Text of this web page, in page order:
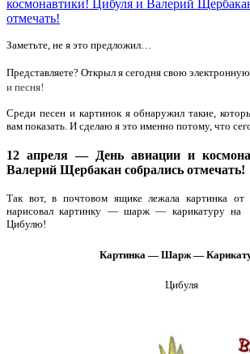
космонавтики! Цибуля и Валерий
отмечать!
Заметьте, не я это предложил…
Представляете? Открыл я сегодня свою
и песня!
Среди песен и картинок я обнаружил такие,
вам показать. И сделаю я это именно потому, что
12 апреля — День авиации и
Валерий Щербакан собрались отмечать!
Так вот, в почтовом ящике лежала картинка
нарисовал картинку — шарж — карикатуру на
Цибулю!
Картинка — Шарж —
Цибуля